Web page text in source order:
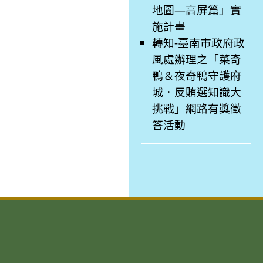
地圖—高屏篇」實
施計畫
轉知-臺南市政府政
風處辦理之「菜奇
鴨＆夜奇鴨守護府
城．反賄選知識大
挑戰」網路有獎徵
答活動